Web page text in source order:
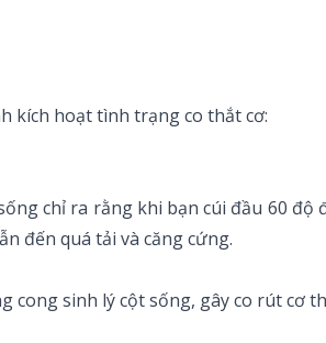
kích hoạt tình trạng co thắt cơ:
chỉ ra rằng khi bạn cúi đầu 60 độ
đến quá tải và căng cứng.
sinh lý cột sống, gây co rút cơ